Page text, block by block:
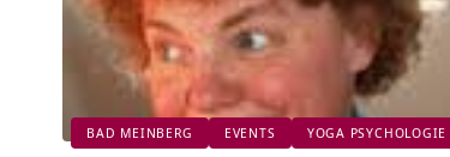
BAD MEINBERG EVENTS YOGA PSYCHOLOGIE